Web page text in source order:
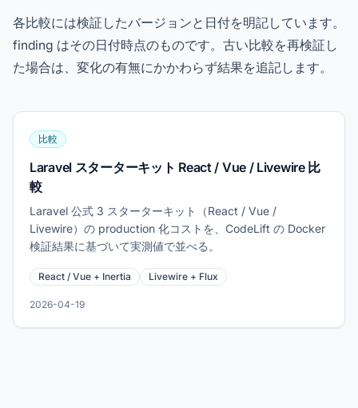
各比較には検証したバージョンと日付を明記しています。
finding はその日付時点のものです。古い比較を再検証し
た場合は、変化の有無にかかわらず結果を追記します。
比較
Laravel スターターキット React / Vue / Livewire 比
較
Laravel 公式 3 スターターキット（React / Vue /
Livewire）の production 化コストを、CodeLift の Docker
検証結果に基づいて実測値で並べる。
React / Vue + Inertia Livewire + Flux
2026-04-19